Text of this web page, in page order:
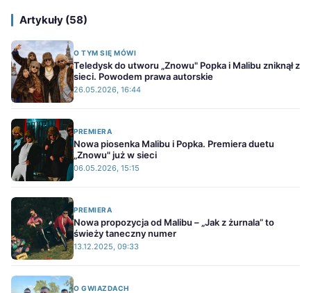
Artykuły (58)
O TYM SIĘ MÓWI
Teledysk do utworu „Znowu" Popka i Malibu zniknął z
sieci. Powodem prawa autorskie
26.05.2026, 16:44
PREMIERA
Nowa piosenka Malibu i Popka. Premiera duetu
„Znowu" już w sieci
06.05.2026, 15:15
PREMIERA
Nowa propozycja od Malibu – „Jak z żurnala” to
świeży taneczny numer
13.12.2025, 09:33
O GWIAZDACH